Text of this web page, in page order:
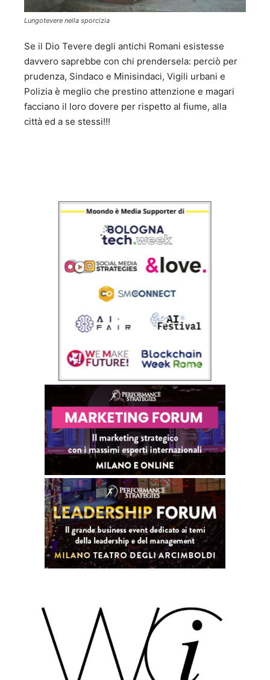
Lungotevere nella sporcizia
Se il Dio Tevere degli antichi Romani esistesse
davvero saprebbe con chi prendersela: perciò per
prudenza, Sindaco e Minisindaci, Vigili urbani e
Polizia è meglio che prestino attenzione e magari
facciano il loro dovere per rispetto al fiume, alla
città ed a se stessi!!!